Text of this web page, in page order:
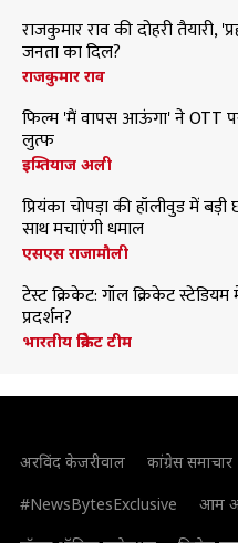
राजकुमार राव की दोहरी
जनता का दिल?
राजकुमार राव
फिल्म 'मैं वापस आऊंगा' ने OTT
लुत्फ
इम्तियाज अली
प्रियंका चोपड़ा की हॉलीवुड में
साथ मचाएंगी धमाल
एसएस राजामौली
टेस्ट क्रिकेट: गॉल क्रिकेट
प्रदर्शन?
भारतीय क्रिकेट टीम
अरविंद केजरीवाल कांग्रेस समाचार
#NewsBytesExclusive
आम